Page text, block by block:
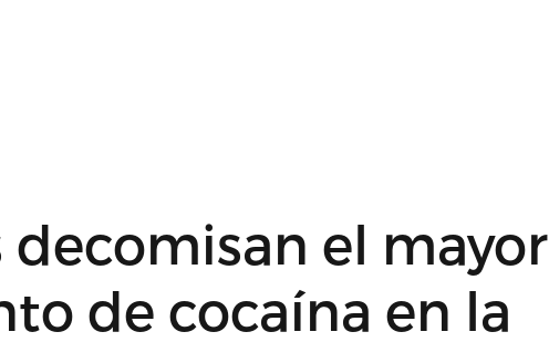
decomisan el mayor
de cocaína en la